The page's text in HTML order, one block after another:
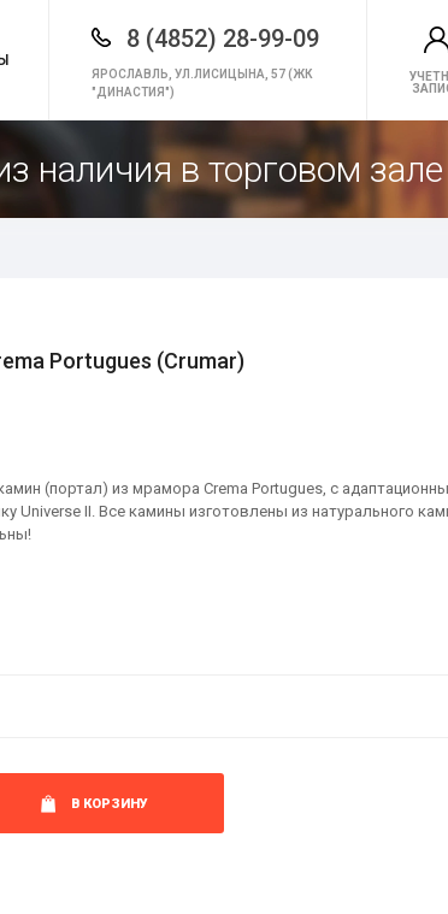
8 (4852) 28-99-09
ЯРОСЛАВЛЬ, УЛ.ЛИСИЦЫНА, 57 (ЖК
"ДИНАСТИЯ")
наличия в торговом зале
Portugues (Crumar)
(портал) из мрамора Crema Portugues, с
Universe II. Все камины изготовлены из натурального
В КОРЗИНУ